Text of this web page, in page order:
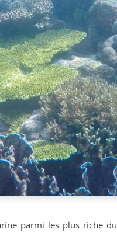
parmi les plus riche du